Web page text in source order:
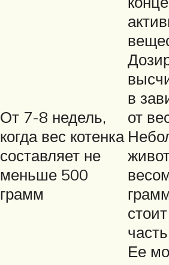
От 7-8 недель,
когда вес котенка
составляет не
меньше 500
грамм
в
от
Ее